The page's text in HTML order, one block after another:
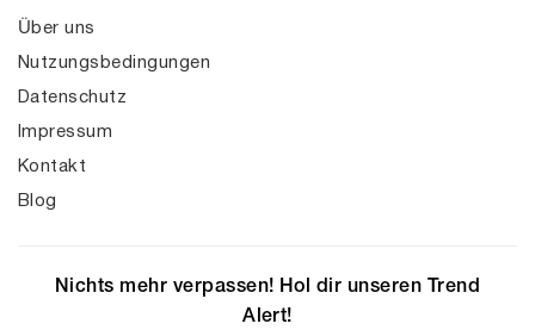
Über uns
Nutzungsbedingungen
Datenschutz
Impressum
Kontakt
Blog
Nichts mehr verpassen! Hol dir unseren Trend
Alert!